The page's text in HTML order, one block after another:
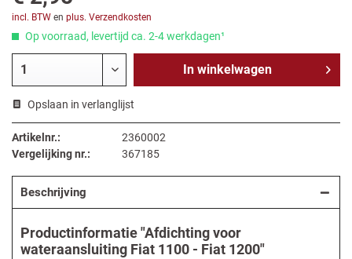
incl. BTW en plus. Verzendkosten
Op voorraad, levertijd ca. 2-4 werkdagen¹
In winkelwagen
Opslaan in verlanglijst
Artikelnr.:
2360002
Vergelijking nr.:
367185
Beschrijving
Productinformatie "Afdichting voor
wateraansluiting Fiat 1100 - Fiat 1200"